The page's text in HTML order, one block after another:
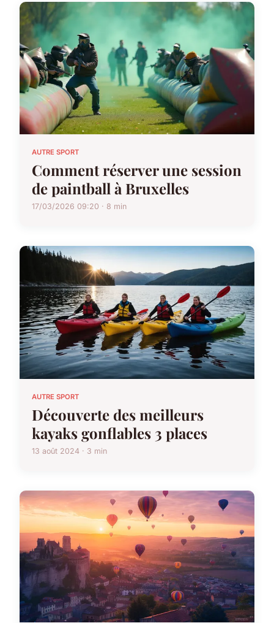
AUTRE SPORT
Comment réserver une session
de paintball à Bruxelles
17/03/2026 09:20 · 8 min
AUTRE SPORT
Découverte des meilleurs
kayaks gonflables 3 places
13 août 2024 · 3 min